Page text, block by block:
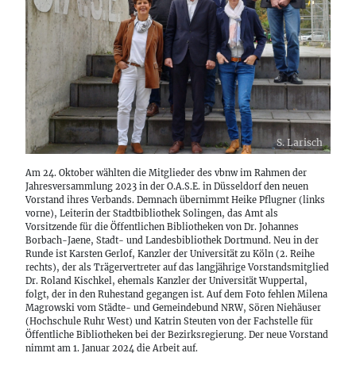
S. Larisch
Am 24. Oktober wählten die Mitglieder des vbnw im Rahmen der
Jahresversammlung 2023 in der O.A.S.E. in Düsseldorf den neuen
Vorstand ihres Verbands. Demnach übernimmt Heike Pflugner (links
vorne), Leiterin der Stadtbibliothek Solingen, das Amt als
Vorsitzende für die Öffentlichen Bibliotheken von Dr. Johannes
Borbach-Jaene, Stadt- und Landesbibliothek Dortmund. Neu in der
Runde ist Karsten Gerlof, Kanzler der Universität zu Köln (2. Reihe
rechts), der als Trägervertreter auf das langjährige Vorstandsmitglied
Dr. Roland Kischkel, ehemals Kanzler der Universität Wuppertal,
folgt, der in den Ruhestand gegangen ist. Auf dem Foto fehlen Milena
Magrowski vom Städte- und Gemeindebund NRW, Sören Niehäuser
(Hochschule Ruhr West) und Katrin Steuten von der Fachstelle für
Öffentliche Bibliotheken bei der Bezirksregierung. Der neue Vorstand
nimmt am 1. Januar 2024 die Arbeit auf.